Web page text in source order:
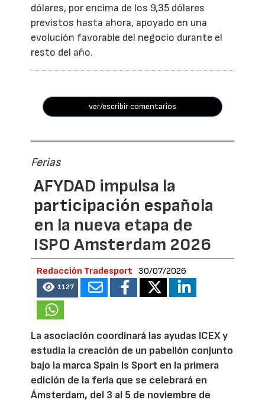
dólares, por encima de los 9,35 dólares
previstos hasta ahora, apoyado en una
evolución favorable del negocio durante el
resto del año.
ver/escribir comentarios
Ferias
AFYDAD impulsa la
participación española
en la nueva etapa de
ISPO Amsterdam 2026
Redacción Tradesport 30/07/2026
1127
La asociación coordinará las ayudas ICEX y
estudia la creación de un pabellón conjunto
bajo la marca Spain Is Sport en la primera
edición de la feria que se celebrará en
Ámsterdam, del 3 al 5 de noviembre de